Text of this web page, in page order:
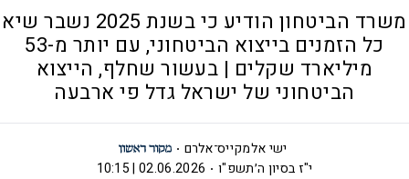
משרד הביטחון הודיע כי בשנת 2025 נשבר שיא
כל הזמנים בייצוא הביטחוני, עם יותר מ-53
מיליארד שקלים | בעשור שחלף, הייצוא
הביטחוני של ישראל גדל פי ארבעה
ישי אלמקייס־אלרם
י"ז בסיון ה׳תשפ"ו
02.06.2026 | 10:15